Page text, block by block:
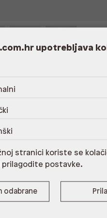
100% reciklirani
guma,Održavanje
upotrebljava
stranici koriste se
prilagodite postavke.
odabrane